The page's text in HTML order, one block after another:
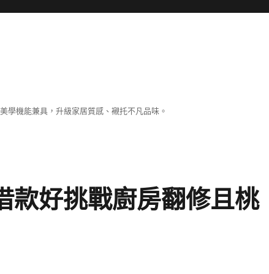
學機能兼具，升級家居質感、襯托不凡品味。
款好挑戰廚房翻修且桃